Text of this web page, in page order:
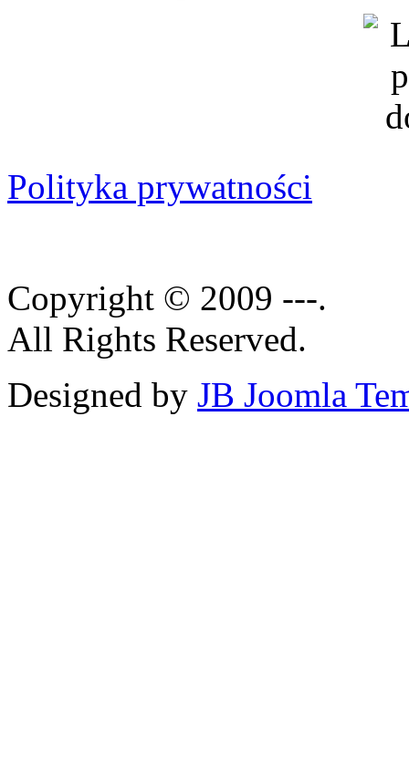
Polityka prywatności
Copyright © 2009 ---.
All Rights Reserved.
Designed by JB Joomla